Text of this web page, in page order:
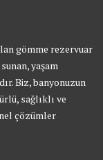
gömme rezervuar
yaşam
Biz, banyonuzun
sağlıklı ve
çözümler